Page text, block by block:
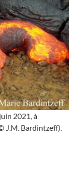
2021, à
J.M. Bardintzeff).